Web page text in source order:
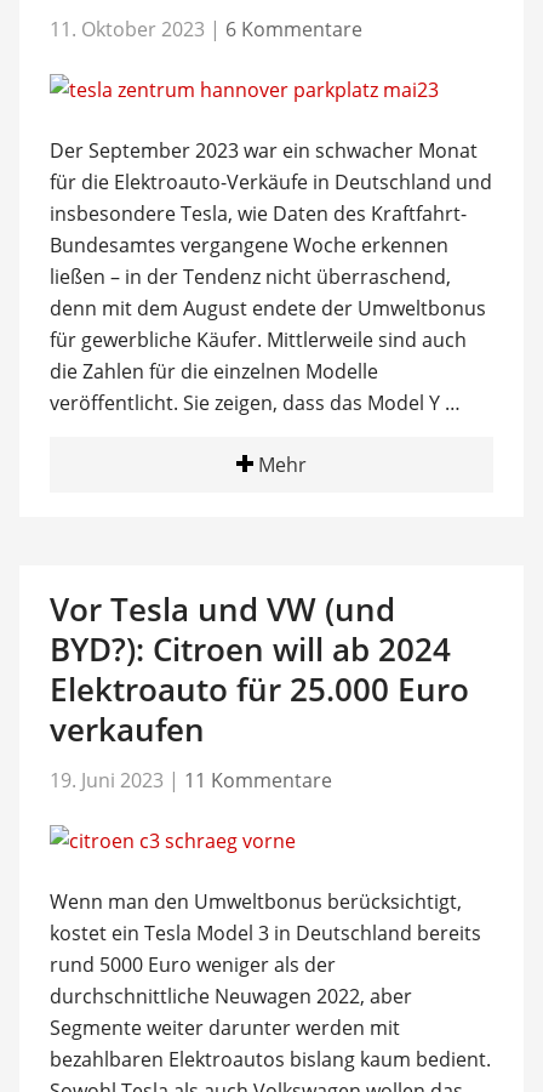
11. Oktober 2023 | 6 Kommentare
Der September 2023 war ein schwacher Monat
für die Elektroauto-Verkäufe in Deutschland und
insbesondere Tesla, wie Daten des Kraftfahrt-
Bundesamtes vergangene Woche erkennen
ließen – in der Tendenz nicht überraschend,
denn mit dem August endete der Umweltbonus
für gewerbliche Käufer. Mittlerweile sind auch
die Zahlen für die einzelnen Modelle
veröffentlicht. Sie zeigen, dass das Model Y …
Mehr
Vor Tesla und VW (und
BYD?): Citroen will ab 2024
Elektroauto für 25.000 Euro
verkaufen
19. Juni 2023 | 11 Kommentare
Wenn man den Umweltbonus berücksichtigt,
kostet ein Tesla Model 3 in Deutschland bereits
rund 5000 Euro weniger als der
durchschnittliche Neuwagen 2022, aber
Segmente weiter darunter werden mit
bezahlbaren Elektroautos bislang kaum bedient.